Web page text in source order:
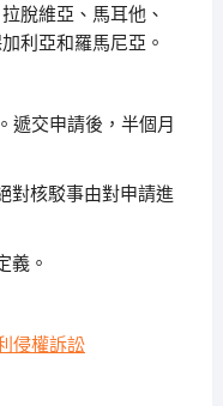
脫維亞、馬耳他、
利亞和羅馬尼亞。
遞交申請後，半個月
對核駁事由對申請進
義。
侵權訴訟